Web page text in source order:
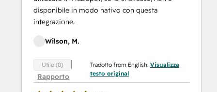
disponibile in modo nativo con questa
integrazione.
Wilson, M.
Utile (0)
Rapporto
Tradotto from English.Visualizza
testo original